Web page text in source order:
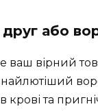
або
ваш вірний
найлютіший
крові та